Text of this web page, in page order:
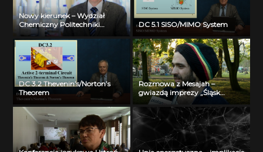
Nowy kierunek – Wydział
Chemiczny Politechniki
Śląskiej
DC 5.1 SISO/MIMO System
DC 3.2 Thevenin’s/Norton’s
Theorem
Rozmowa z Mesajah –
gwiazdą imprezy „Śląsk
maturzystom!”